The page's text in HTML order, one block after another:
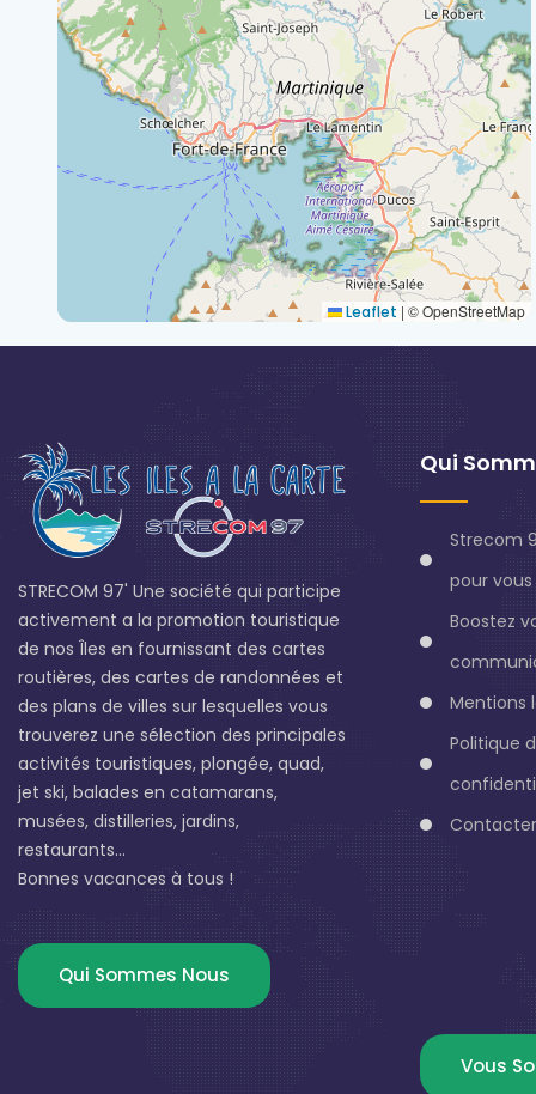
Leaflet | © OpenStreetMap
STRECOM 97' Une société qui participe
activement a la promotion touristique
de nos Îles en fournissant des cartes
routières, des cartes de randonnées et
des plans de villes sur lesquelles vous
trouverez une sélection des principales
activités touristiques, plongée, quad,
jet ski, balades en catamarans,
musées, distilleries, jardins,
restaurants...
Bonnes vacances à tous !
Qui Sommes Nous
Qui
Strecom
pour vous
Boostez
Mentions
Politique
Vous